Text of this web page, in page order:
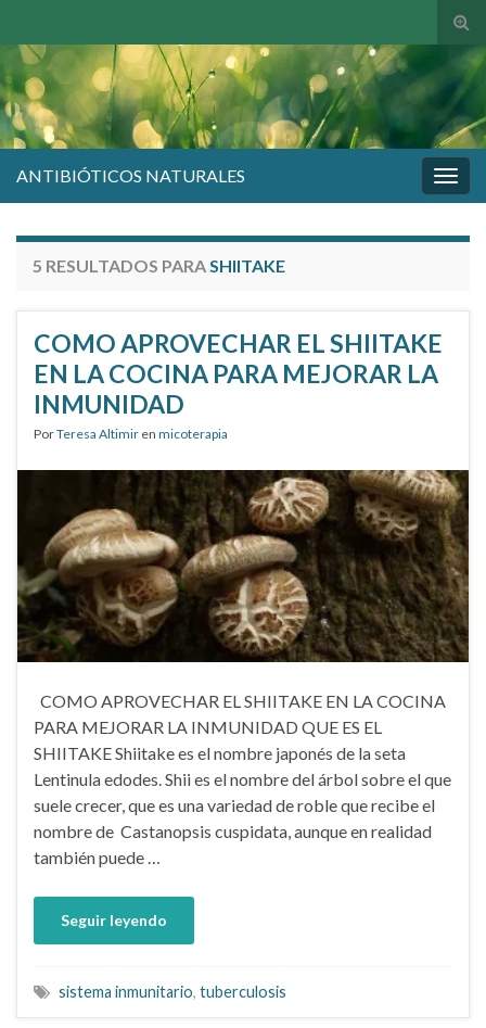
de
la
ANTIBIÓTICOS NATURALES
5 RESULTADOS PARA SHIITAKE
COMO APROVECHAR EL SHIITAKE
EN LA COCINA PARA MEJORAR LA
INMUNIDAD
PorTeresa Altimir en micoterapia
COMO APROVECHAR EL SHIITAKE EN LA COCINA
PARA MEJORAR LA INMUNIDAD QUE ES EL
SHIITAKE Shiitake es el nombre japonés de la seta
Lentinula edodes. Shii es el nombre del árbol sobre el que
suele crecer, que es una variedad de roble que recibe el
nombre de Castanopsis cuspidata, aunque en realidad
también puede …
Seguir leyendo
sistema inmunitario, tuberculosis